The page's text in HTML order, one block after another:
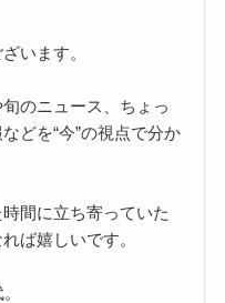
います。
のニュース、ちょっ
どを“今”の視点で分か
間に立ち寄っていた
ば嬉しいです。